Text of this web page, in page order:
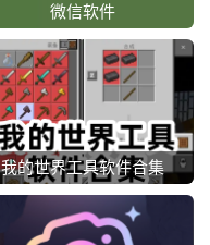
微信软件
我的世界工具软件合集